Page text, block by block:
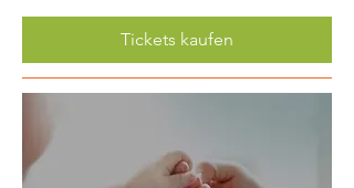
Tickets kaufen